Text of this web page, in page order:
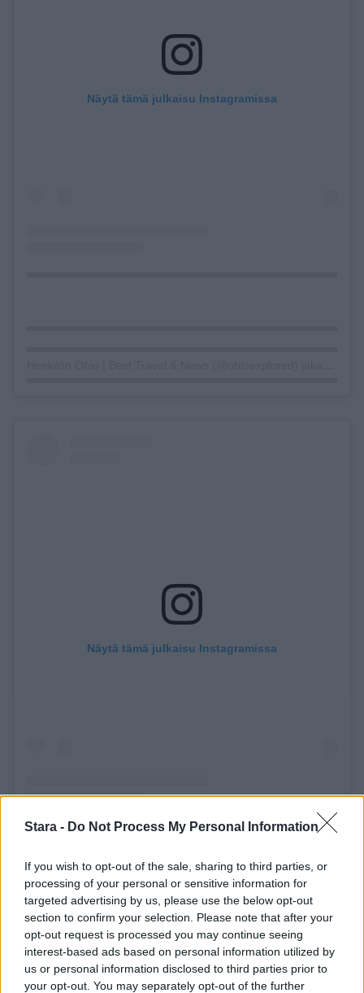
Stara - Do Not Process My Personal Information
If you wish to opt-out of the sale, sharing to third parties, or
processing of your personal or sensitive information for
targeted advertising by us, please use the below opt-out
section to confirm your selection. Please note that after your
opt-out request is processed you may continue seeing
interest-based ads based on personal information utilized by
us or personal information disclosed to third parties prior to
your opt-out. You may separately opt-out of the further
Näytä tämä julkaisu Instagramissa
Näytä tämä julkaisu Instagramissa
Henkilön Jeff makkos (@jeffmakkos1) jakama julkaisu
Voit lisätä Staran Googlen ensisijaiseksi